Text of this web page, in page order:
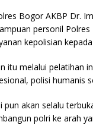
Bogor AKBP Dr.
personil
kepolisian
itu melalui pelatihan
polisi humanis
pun akan selalu
polri ke arah